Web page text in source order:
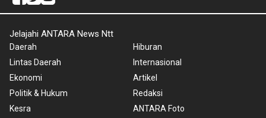
Jelajahi ANTARA News Ntt
Daerah
Lintas Daerah
Ekonomi
Politik & Hukum
Kesra
Hiburan
Internasional
Artikel
Redaksi
ANTARA Foto